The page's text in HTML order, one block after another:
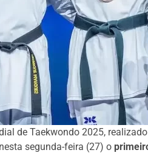
de Taekwondo 2025,
segunda-feira (27) o